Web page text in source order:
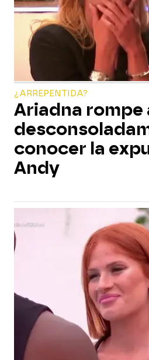
¿ARREPENTIDA?
Ariadna rompe
conocer la
Andy